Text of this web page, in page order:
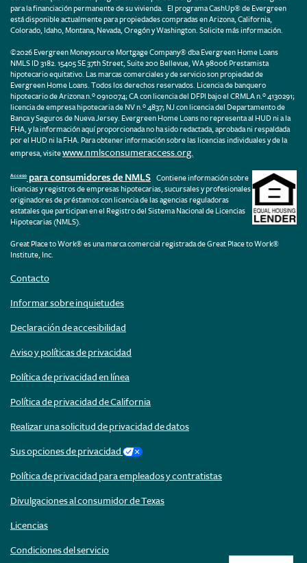
para la financiación permanente de su vivienda. El programa CashUp® de Evergreen
está disponible actualmente para propiedades compradas en Arizona, California,
Colorado, Idaho, Montana, Nevada, Oregón y Washington. Solicite más información.
©2026 Evergreen Moneysource Mortgage Company® dba Evergreen Home Loans
NMLS ID 3182. 15405 SE 37th Street, Suite 200 Bellevue, WA 98006 Prestamista
hipotecario equitativo. Las marcas comerciales y de servicio son propiedad de
Evergreen Home Loans. Todos los derechos reservados. Licencia de banquero
hipotecario de Arizona n.º 0910074; CA con licencia del DFPI bajo el CRMLA n.º 4130291;
licencia de empresa hipotecaria de NV n.º 4837; NJ con licencia del Departamento de
Banca y Seguros de Nueva Jersey. Evergreen Home Loans no representa al HUD ni a la
FHA, y la información aquí proporcionada no ha sido redactada, aprobada ni respaldada
por el HUD ni la FHA. Para obtener información sobre las licencias individuales y de la
empresa, visitewww.nmlsconsumeraccess.org.
Acceso para consumidores de NMLS Contiene información sobre
licencias y registros de empresas hipotecarias, sucursales y profesionales
originadores de préstamos con licencia de las agencias reguladoras
estatales que participan en el Registro del Sistema Nacional de Licencias
Hipotecarias (NMLS).
Great Place to Work® es una marca comercial registrada de Great Place to Work®
Institute, Inc.
Contacto
Informar sobre inquietudes
Declaración de accesibilidad
Aviso y políticas de privacidad
Política de privacidad en línea
Política de privacidad de California
Realizar una solicitud de privacidad de datos
Sus opciones de privacidad
Política de privacidad para empleados y contratistas
Divulgaciones al consumidor de Texas
Licencias
Condiciones del servicio